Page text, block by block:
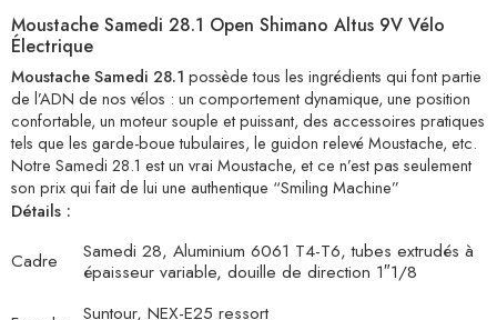
Moustache Samedi 28.1 Open Shimano Altus 9V Vélo
Électrique
Moustache Samedi 28.1 possède tous les ingrédients qui font partie
de l’ADN de nos vélos : un comportement dynamique, une position
confortable, un moteur souple et puissant, des accessoires pratiques
tels que les garde-boue tubulaires, le guidon relevé Moustache, etc.
Notre Samedi 28.1 est un vrai Moustache, et ce n’est pas seulement
son prix qui fait de lui une authentique “Smiling Machine”
Détails :
Cadre
Samedi 28, Aluminium 6061 T4-T6, tubes extrudés à
épaisseur variable, douille de direction 1″1/8
Suntour, NEX-E25 ressort